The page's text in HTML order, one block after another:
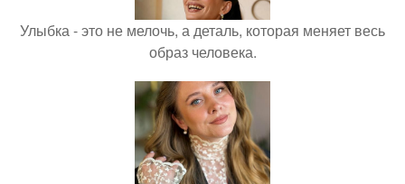
Улыбка - это не мелочь, а деталь, которая меняет весь
образ человека.